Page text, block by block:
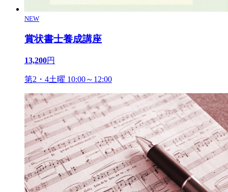
NEW
賞状書士養成講座
13,200円
第2・4土曜 10:00～12:00